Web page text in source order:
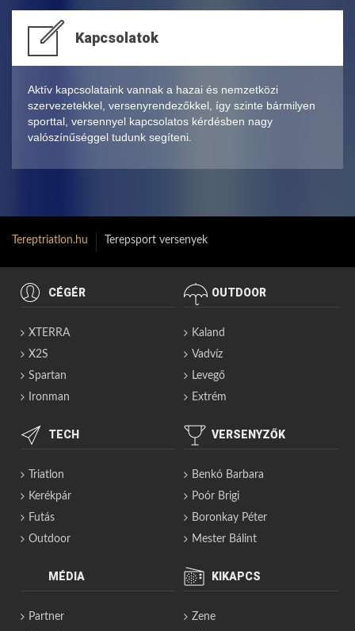
Kapcsolatok
Aktív kapcsolataink vannak a hazai és nemzetközi
szervezetekkel, versenyrendezőkkel, így szinte bármilyen
sporttal, versennyel kapcsolatos kérdésben nagy
valószínűséggel tudunk segíteni.
Tereptriatlon.hu Terepsport versenyek
CÉGÉR
XTERRA
X2S
Spartan
Ironman
OUTDOOR
Kaland
Vadvíz
Levegő
Extrém
TECH
Triatlon
Kerékpár
Futás
Outdoor
VERSENYZŐK
Benkó Barbara
Poór Brigi
Boronkay Péter
Mester Bálint
MÉDIA
Partner
KIKAPCS
Zene